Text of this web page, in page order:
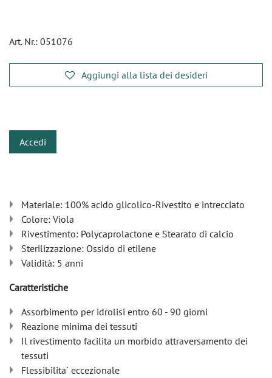
Art. Nr.: 051076
Aggiungi alla lista dei desideri
Accedi
Materiale: 100% acido glicolico-Rivestito e intrecciato
Colore: Viola
Rivestimento: Polycaprolactone e Stearato di calcio
Sterilizzazione: Ossido di etilene
Validità: 5 anni
Caratteristiche
Assorbimento per idrolisi entro 60 - 90 giorni
Reazione minima dei tessuti
Il rivestimento facilita un morbido attraversamento dei
tessuti
Flessibilita´ eccezionale